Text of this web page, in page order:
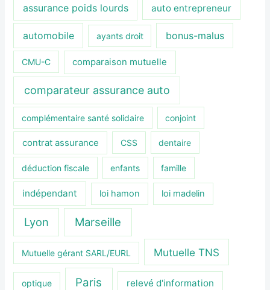
assurance poids lourds auto entrepreneur
automobile ayants droit bonus-malus
CMU-C comparaison mutuelle
comparateur assurance auto
complémentaire santé solidaire conjoint
contrat assurance CSS dentaire
déduction fiscale enfants famille
indépendant loi hamon loi madelin
Lyon Marseille
Mutuelle gérant SARL/EURL Mutuelle TNS
optique Paris relevé d'information